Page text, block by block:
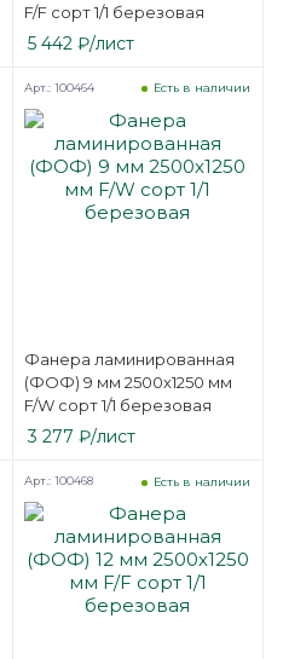
F/F сорт 1/1 березовая
5 442 ₽/лист
Фанера ламинированная
(ФОФ) 9 мм 2500х1250 мм
F/W сорт 1/1 березовая
Есть в наличии
Арт.: 100464
3 277 ₽/лист
Есть в наличии
Арт.: 100468